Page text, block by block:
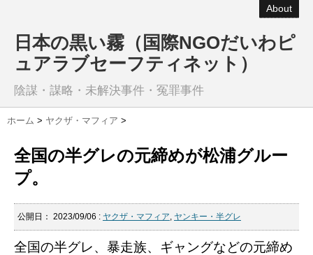
About
日本の黒い霧（国際NGOだいわピ
ュアラブセーフティネット）
陰謀・謀略・未解決事件・冤罪事件
ホーム > ヤクザ・マフィア >
全国の半グレの元締めが松浦グルー
プ。
公開日： 2023/09/06 : ヤクザ・マフィア, ヤンキー・半グレ
全国の半グレ、暴走族、ギャングなどの元締め